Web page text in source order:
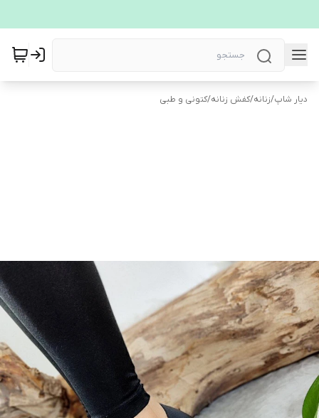
دیار شاپ/زنانه/کفش زنانه/کتونی و طبی